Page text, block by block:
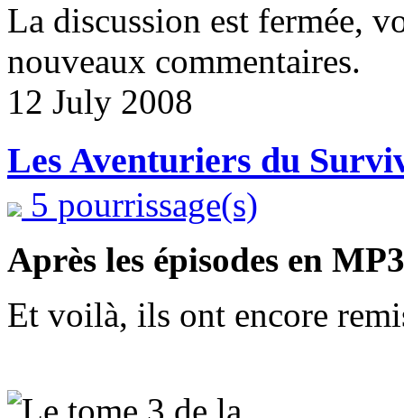
La discussion est fermée,
nouveaux commentaires.
12 July 2008
Les Aventuriers du
5 pourrissage(s)
Après les épisodes en
Et voilà, ils ont encore